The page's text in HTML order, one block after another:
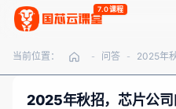
7.0课程
当前位置： - 问答 -
2025年秋招，芯片公司